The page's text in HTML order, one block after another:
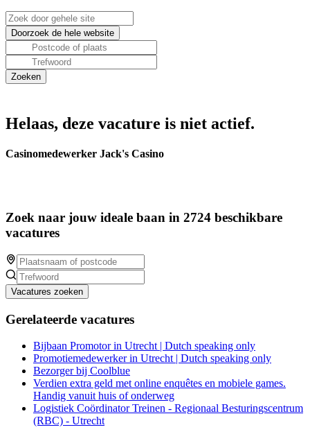
Helaas, deze vacature is niet actief.
Casinomedewerker Jack's Casino
Zoek naar jouw ideale baan in 2724 beschikbare
vacatures
Vacatures zoeken
Gerelateerde vacatures
Bijbaan Promotor in Utrecht | Dutch speaking only
Promotiemedewerker in Utrecht | Dutch speaking only
Bezorger bij Coolblue
Verdien extra geld met online enquêtes en mobiele games.
Handig vanuit huis of onderweg
Logistiek Coördinator Treinen - Regionaal Besturingscentrum
(RBC) - Utrecht